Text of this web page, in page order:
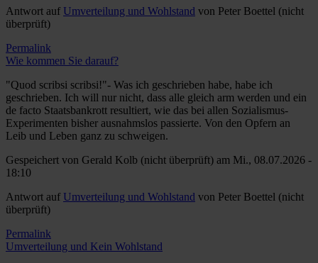
Antwort auf Umverteilung und Wohlstand von Peter Boettel (nicht
überprüft)
Permalink
Wie kommen Sie darauf?
"Quod scribsi scribsi!"- Was ich geschrieben habe, habe ich
geschrieben. Ich will nur nicht, dass alle gleich arm werden und ein
de facto Staatsbankrott resultiert, wie das bei allen Sozialismus-
Experimenten bisher ausnahmslos passierte. Von den Opfern an
Leib und Leben ganz zu schweigen.
Gespeichert von Gerald Kolb (nicht überprüft) am Mi., 08.07.2026 -
18:10
Antwort auf Umverteilung und Wohlstand von Peter Boettel (nicht
überprüft)
Permalink
Umverteilung und Kein Wohlstand